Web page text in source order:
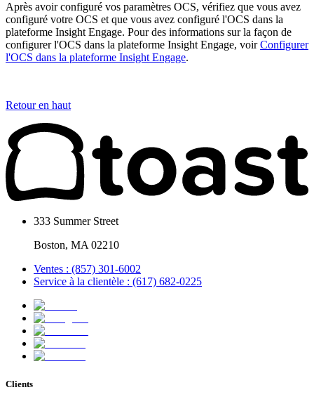
Après avoir configuré vos paramètres OCS, vérifiez que vous avez
configuré votre OCS et que vous avez configuré l'OCS dans la
plateforme Insight Engage. Pour des informations sur la façon de
configurer l'OCS dans la plateforme Insight Engage, voirConfigurer
l'OCS dans la plateforme Insight Engage.
Retour en haut
333 Summer Street
Boston, MA 02210
Ventes : (857) 301-6002
Service à la clientèle : (617) 682-0225
Clients